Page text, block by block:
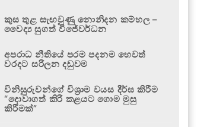
කුස තුළ සැඟවුණු නොනිදන කම්හල –
වෛද්‍ය සුගත් විජේවර්ධන
අපරාධ නීතියේ පරම පදනම හෙවත්
වරදට සරිලන දඬුවම
විනිසුරුවන්ගේ විශ්‍රාම වයස දීර්ඝ කිරීම
“දොවාගත් කිරි කළයට ගොම මුසු
කිරීමක්”